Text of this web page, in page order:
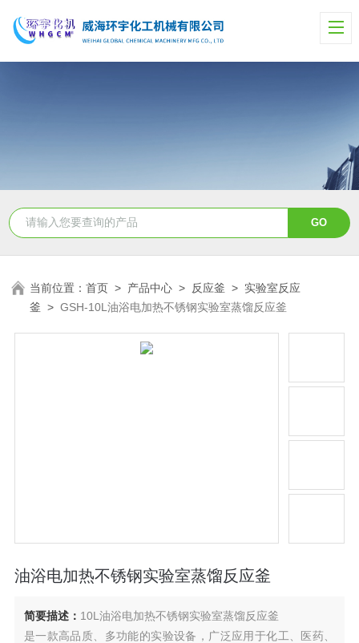
当前位置：首页 > 产品中心 > 反应釜 > 实验室反应
釜 >GSH-10L油浴电加热不锈钢实验室蒸馏反应釜
油浴电加热不锈钢实验室蒸馏反应釜
简要描述： 10L油浴电加热不锈钢实验室蒸馏反应釜
是一款高品质、多功能的实验设备，广泛应用于化工、医药、